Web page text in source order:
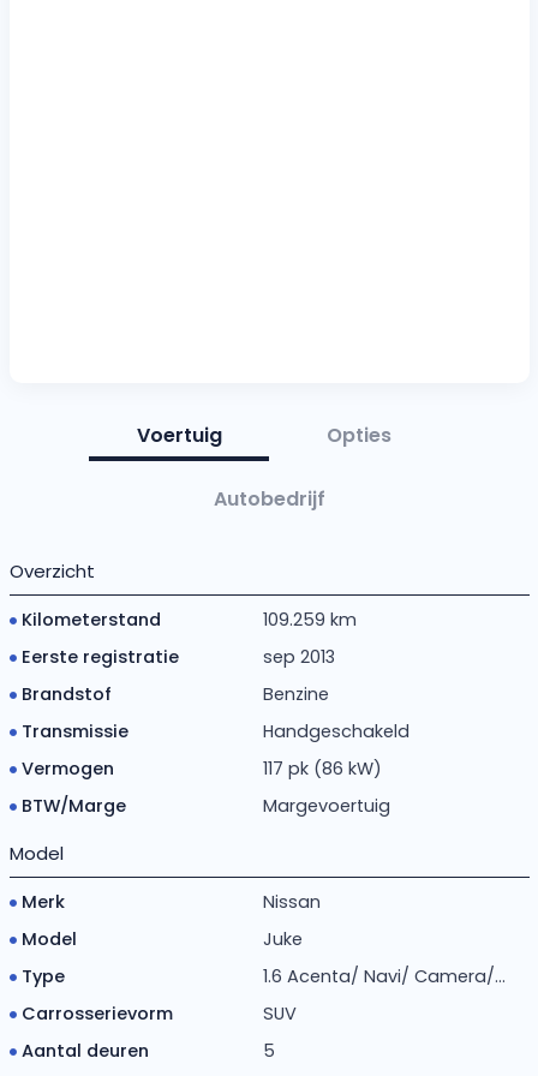
Voertuig Opties
Autobedrijf
Overzicht
Kilometerstand
109.259 km
Eerste registratie
sep 2013
Brandstof
Benzine
Transmissie
Handgeschakeld
Vermogen
117 pk (86 kW)
BTW/Marge
Margevoertuig
Model
Merk
Nissan
Model
Juke
Type
1.6 Acenta/ Navi/ Camera/...
Carrosserievorm
SUV
Aantal deuren
5